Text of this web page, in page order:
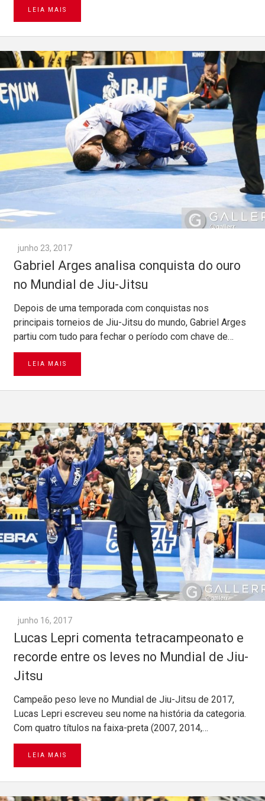
LEIA MAIS
junho 23, 2017
Gabriel Arges analisa conquista do ouro
no Mundial de Jiu-Jitsu
Depois de uma temporada com conquistas nos
principais torneios de Jiu-Jitsu do mundo, Gabriel Arges
partiu com tudo para fechar o período com chave de…
LEIA MAIS
junho 16, 2017
Lucas Lepri comenta tetracampeonato e
recorde entre os leves no Mundial de Jiu-
Jitsu
Campeão peso leve no Mundial de Jiu-Jitsu de 2017,
Lucas Lepri escreveu seu nome na história da categoria.
Com quatro títulos na faixa-preta (2007, 2014,…
LEIA MAIS